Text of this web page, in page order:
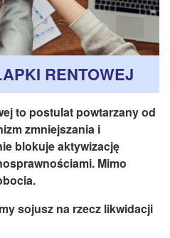
TYFLOLOGICZNY
RENTOWEJ
to postulat powtarzany od
zmniejszania i
blokuje aktywizację
Mimo
sojusz na rzecz likwidacji